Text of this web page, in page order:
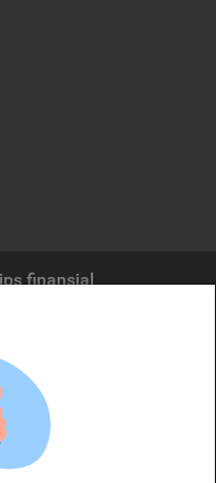
finansial
jasa keuangan yang terdaftar di
jasa keuangan yang
layanan jasa keuangan yang
jawab atas tuntutan